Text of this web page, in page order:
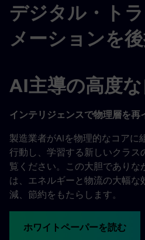
デジタル・ト
メーションを
AI主導の高度
インテリジェンスで物理層を再
製造業者がAIを物理的なコアに
行動し、学習する新しいクラス
覧ください。この大胆でありな
は、エネルギーと物流の大幅な
減、節約をもたらします。
ホワイトペーパーを読む